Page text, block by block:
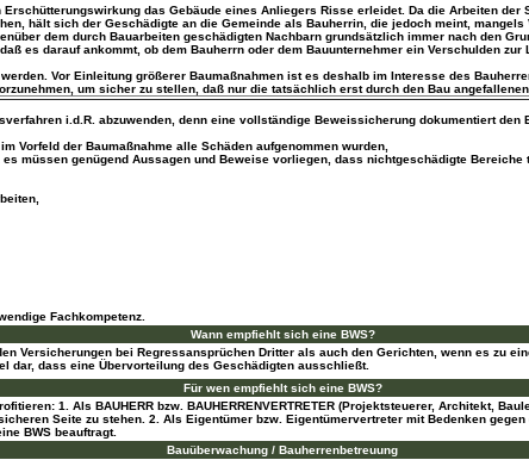
das Gebäude eines Anliegers Risse erleidet. Da die Arbeiten der
hält sich der Geschädigte an die Gemeinde als Bauherrin, die jedoch meint,
dem durch Bauarbeiten geschädigten Nachbarn grundsätzlich immer nach den
es darauf ankommt, ob dem Bauherrn oder dem Bauunternehmer ein Verschulden zur
Vor Einleitung größerer Baumaßnahmen ist es deshalb im Interesse des
um sicher zu stellen, daß nur die tatsächlich erst durch den Bau
i.d.R. abzuwenden, denn eine vollständige Beweissicherung dokumentiert den
Vorfeld der Baumaßnahme alle Schäden aufgenommen wurden,
müssen genügend Aussagen und Beweise vorliegen, dass nichtgeschädigte
Fachkompetenz.
Wann empfiehlt sich eine BWS?
Versicherungen bei Regressansprüchen Dritter als auch den Gerichten, wenn es zu
dass eine Übervorteilung des Geschädigten ausschließt.
Für wen empfiehlt sich eine BWS?
1. Als BAUHERR bzw. BAUHERRENVERTRETER (Projektsteuerer, Architekt,
Seite zu stehen. 2. Als Eigentümer bzw. Eigentümervertreter mit Bedenken
BWS beauftragt.
Bauüberwachung / Bauherrenbetreuung